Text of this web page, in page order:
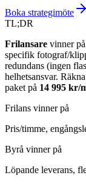
Boka strategimöte
TL;DR
Frilansare vinner
specifik fotograf/
redundans (ingen
helhetsansvar.
paket på 14 995 kr/
Frilans vinner på
Pris/timme,
Byrå vinner på
Löpande leverans,